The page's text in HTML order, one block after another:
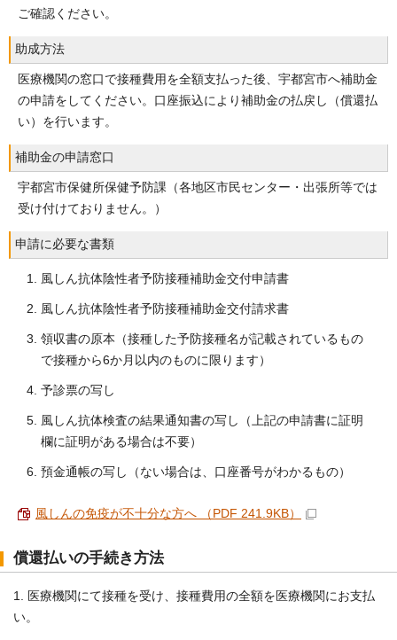
ご確認ください。
助成方法
医療機関の窓口で接種費用を全額支払った後、宇都宮市へ補助金
の申請をしてください。口座振込により補助金の払戻し（償還払
い）を行います。
補助金の申請窓口
宇都宮市保健所保健予防課（各地区市民センター・出張所等では
受け付けておりません。）
申請に必要な書類
風しん抗体陰性者予防接種補助金交付申請書
風しん抗体陰性者予防接種補助金交付請求書
領収書の原本（接種した予防接種名が記載されているもの
で接種から6か月以内のものに限ります）
予診票の写し
風しん抗体検査の結果通知書の写し（上記の申請書に証明
欄に証明がある場合は不要）
預金通帳の写し（ない場合は、口座番号がわかるもの）
風しんの免疫が不十分な方へ （PDF 241.9KB）
償還払いの手続き方法
1. 医療機関にて接種を受け、接種費用の全額を医療機関にお支払
い。